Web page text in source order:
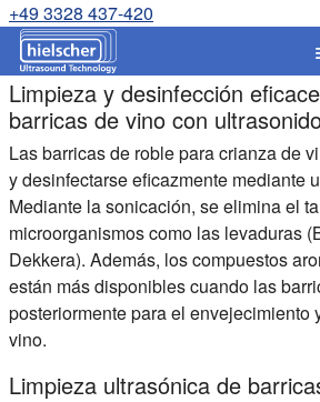
+49 3328 437-420
Limpieza y desinfección
barricas de vino con
Las barricas de roble para crianza de
y desinfectarse eficazmente mediante
Mediante la sonicación, se elimina el
microorganismos como las levaduras
Dekkera). Además, los compuestos
están más disponibles cuando las
posteriormente para el envejecimiento
vino.
Limpieza ultrasónica de